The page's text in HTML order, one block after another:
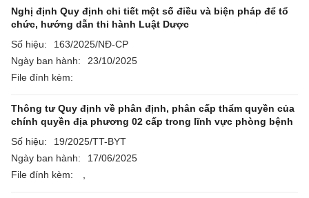
Nghị định Quy định chi tiết một số điều và biện pháp để tổ
chức, hướng dẫn thi hành Luật Dược
Số hiệu:
163/2025/NĐ-CP
Ngày ban hành:
23/10/2025
File đính kèm:
Thông tư Quy định về phân định, phân cấp thẩm quyền của
chính quyền địa phương 02 cấp trong lĩnh vực phòng bệnh
Số hiệu:
19/2025/TT-BYT
Ngày ban hành:
17/06/2025
File đính kèm: